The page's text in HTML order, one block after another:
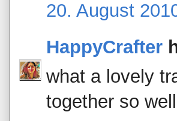
20. August
HappyCrafter
what a lovely
together so